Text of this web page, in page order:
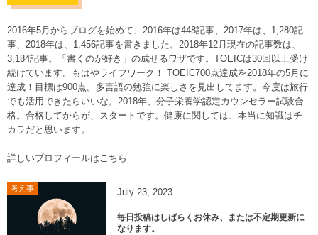
2016年5月からブログを始めて、2016年は448記事、2017年は、1,280記
事、2018年は、1,456記事を書きました。2018年12月現在の記事数は、
3,184記事。「書くのが好き」の成せるワザです。TOEICは30回以上受け
続けています。もはやライフワーク！ TOEIC700点達成を2018年の5月に
達成！目標は900点。多言語の勉強に楽しさを見出してます。今度は旅行
でも活用できたらいいな。2018年、分子栄養学認定カウンセラー試験合
格。合格してからが、スタートです。健康に関しては、本当に知識はチ
カラだと思います。
詳しいプロフィールはこちら
考え事 July 23, 2023
毎日投稿はしばらくお休み、または不定期更新に
なります。